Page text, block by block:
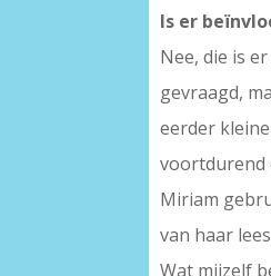
Is er
Nee, die is
gevraagd,
eerder
voortdurend
Miriam
van haar
Wat mijzelf